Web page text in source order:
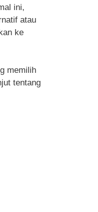
ini,
atau
ke
memilih
tentang